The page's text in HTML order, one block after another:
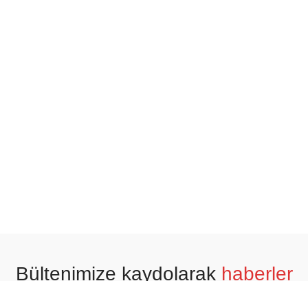
Bültenimize kaydolarak haberler